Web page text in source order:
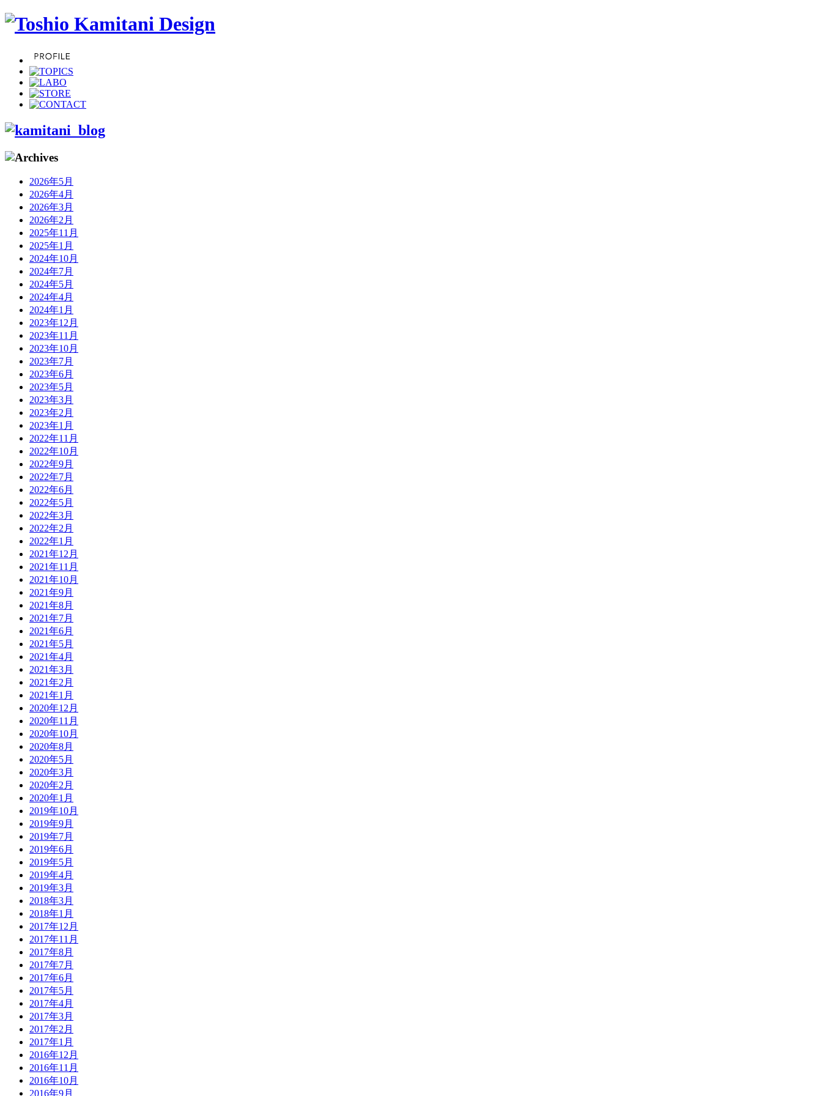
2026年5月
2026年4月
2026年3月
2026年2月
2025年11月
2025年1月
2024年10月
2024年7月
2024年5月
2024年4月
2024年1月
2023年12月
2023年11月
2023年10月
2023年7月
2023年6月
2023年5月
2023年3月
2023年2月
2023年1月
2022年11月
2022年10月
2022年9月
2022年7月
2022年6月
2022年5月
2022年3月
2022年2月
2022年1月
2021年12月
2021年11月
2021年10月
2021年9月
2021年8月
2021年7月
2021年6月
2021年5月
2021年4月
2021年3月
2021年2月
2021年1月
2020年12月
2020年11月
2020年10月
2020年8月
2020年5月
2020年3月
2020年2月
2020年1月
2019年10月
2019年9月
2019年7月
2019年6月
2019年5月
2019年4月
2019年3月
2018年3月
2018年1月
2017年12月
2017年11月
2017年8月
2017年7月
2017年6月
2017年5月
2017年4月
2017年3月
2017年2月
2017年1月
2016年12月
2016年11月
2016年10月
2016年9月